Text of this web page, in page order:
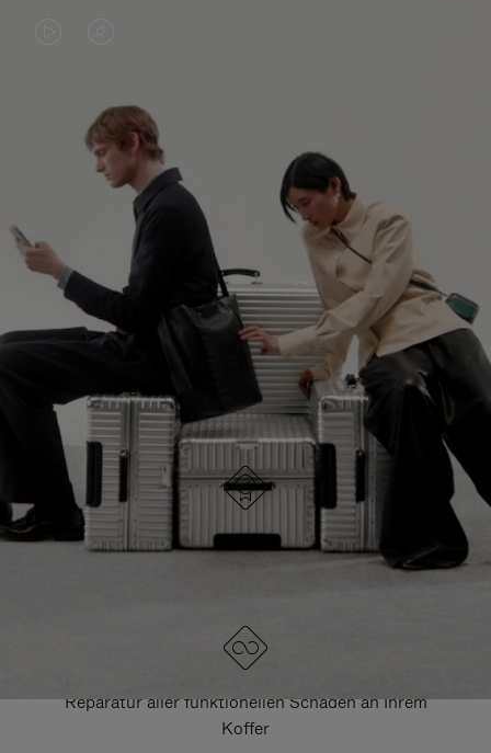
IST
NICHT
PAUSIERT,
BITTE
DRÜCKEN
SIE,
ES
ANZUHALTEN
STUMMGESCHALTET,
BITTE
KLICKEN
SIE
ZUM
AUFHEBEN
STUMMSCHALTUNG
ENTDECKEN SIE NOCH MEHR
HIER GELANGEN SIE ZU ALLEN RIMOWA
TASCHEN
DESIGNED IN DEUTSCHLAND
Jedes Stück wird auf Qualität geprüft und sorgfältig
Reparatur aller funktionellen Schäden an Ihrem
Koffer